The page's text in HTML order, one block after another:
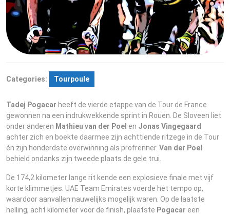
Categories: Tourpoule
Tadej Pogacar heeft de vierde etappe van de Tour de France
gewonnen na een indrukwekkende sprint in Rouen. De Sloveen liet
onder anderen Mathieu van der Poel en Jonas Vingegaard
achter zich en boekte daarmee zijn achttiende ritzege in de Tour
én zijn honderdste overwinning als profrenner. Van der Poel
behield ondanks zijn tweede plaats de gele trui.
De 174,2 kilometer lange rit kende een explosieve finale met vijf
korte klimmetjes. UAE Team Emirates voerde het tempo op,
waardoor aanvallen nauwelijks mogelijk waren. Op de laatste
helling, acht kilometer voor de finish, plaatste Pogacar een